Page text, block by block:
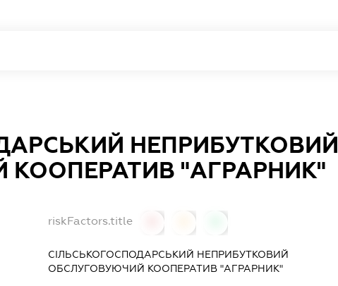
НЕПРИБУТКОВИЙ
"АГРАРНИК"
riskFactors.title
СІЛЬСЬКОГОСПОДАРСЬКИЙ НЕПРИБУТКОВИЙ
ОБСЛУГОВУЮЧИЙ КООПЕРАТИВ "АГРАРНИК"